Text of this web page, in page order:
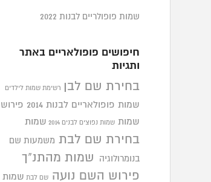
שמות פופולריים לבנות 2022
חיפושים פופולאריים באתר
ותגיות
בחירת שם לבן רשימת שמות לילדים
שמות פופולאריים לבנות 2014 פירוש
שמות שמות נפוצים לבנים 2014 שמות
בחירת שם לבת משמעות שם
בנומרולוגיה
שמות מהתנ"ך
פירוש השם נועה
שם לבת שמות